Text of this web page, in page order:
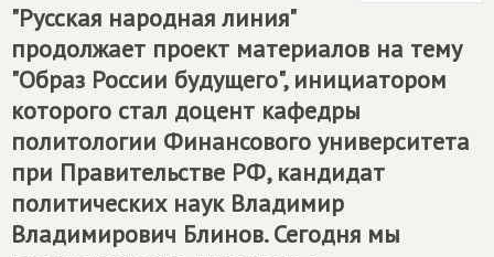
"Русская народная линия"
продолжает проект материалов на тему
"Образ России будущего", инициатором
которого стал доцент кафедры
политологии Финансового университета
при Правительстве РФ, кандидат
политических наук Владимир
Владимирович Блинов. Сегодня мы